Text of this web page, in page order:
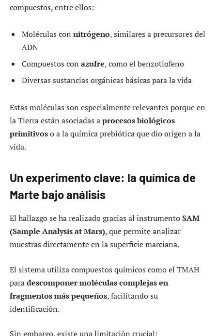
compuestos, entre ellos:
Moléculas con nitrógeno, similares a precursores del
ADN
Compuestos con azufre, como el benzotiofeno
Diversas sustancias orgánicas básicas para la vida
Estas moléculas son especialmente relevantes porque en
la Tierra están asociadas aprocesos biológicos
primitivoso a la química prebiótica que dio origen a la
vida.
Un experimento clave: la química de
Marte bajo análisis
El hallazgo se ha realizado gracias al instrumentoSAM
(Sample Analysis at Mars), que permite analizar
muestras directamente en la superficie marciana.
El sistema utiliza compuestos químicos como el TMAH
paradescomponer moléculas complejas en
fragmentos más pequeños, facilitando su
identificación.
Sin embargo, existe una limitación crucial: